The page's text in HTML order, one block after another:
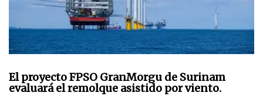
El proyecto FPSO GranMorgu de Surinam
evaluará el remolque asistido por viento.